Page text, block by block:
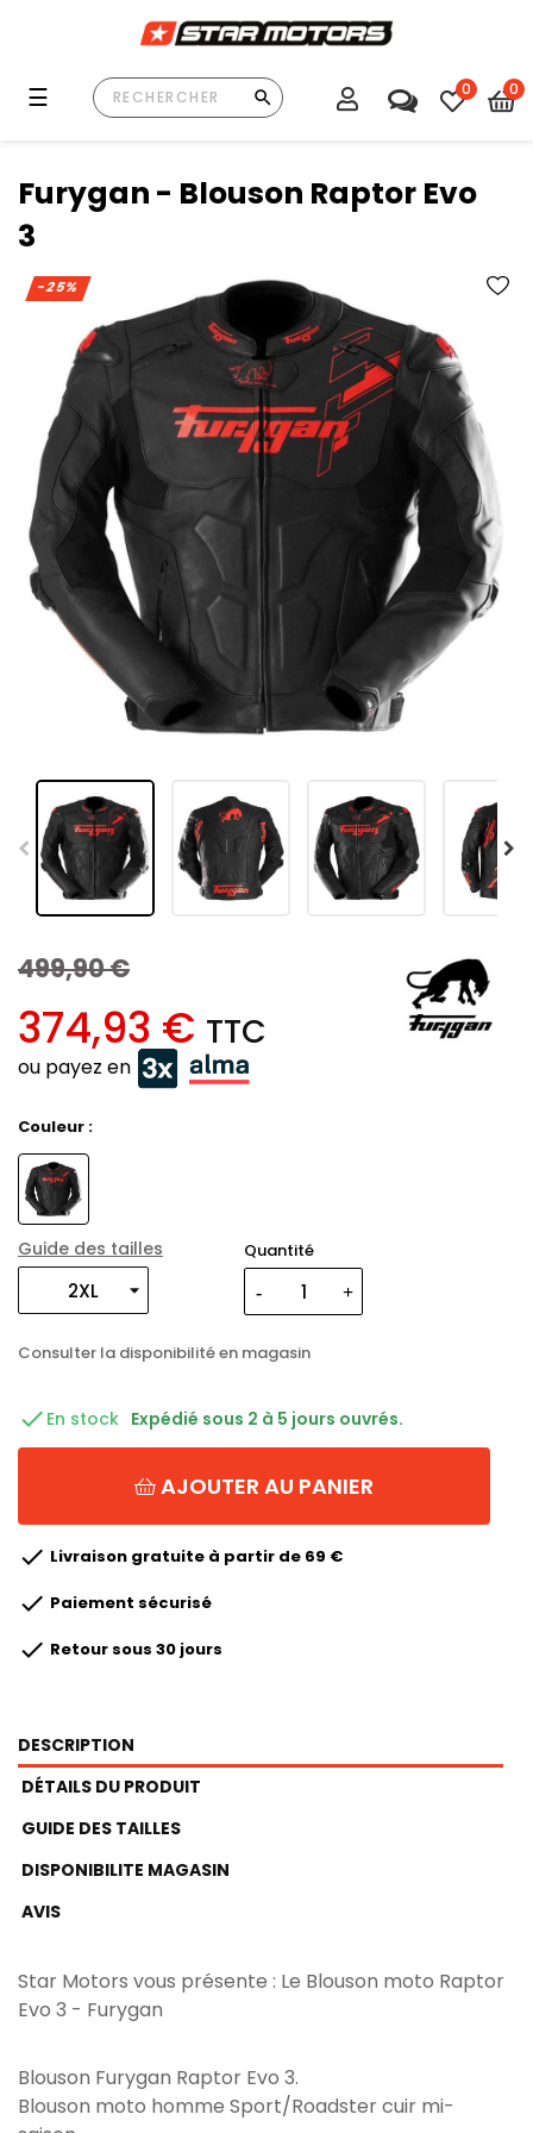
Basculer
☰ 0 0
Furygan - Blouson Raptor Evo
3
-25%
499,90 €
374,93 € TTC
ou payez en
Couleur :
Guide des tailles Quantité
Consulter la disponibilité en magasin
 En stock Expédié sous 2 à 5 jours ouvrés.
AJOUTER AU PANIER
 Livraison gratuite à partir de 69 €
 Paiement sécurisé
 Retour sous 30 jours
DESCRIPTION
DÉTAILS DU PRODUIT
GUIDE DES TAILLES
DISPONIBILITE MAGASIN
AVIS
Star Motors vous présente : Le Blouson moto Raptor
Evo 3 - Furygan
Blouson Furygan Raptor Evo 3.
Blouson moto homme Sport/Roadster cuir mi-